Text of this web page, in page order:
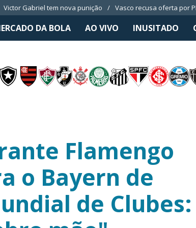
Victor Gabriel tem nova punição Vasco recusa oferta por
DA BOLA AO VIVO INUSITADO
Flamengo
o Bayern de
de Clubes: